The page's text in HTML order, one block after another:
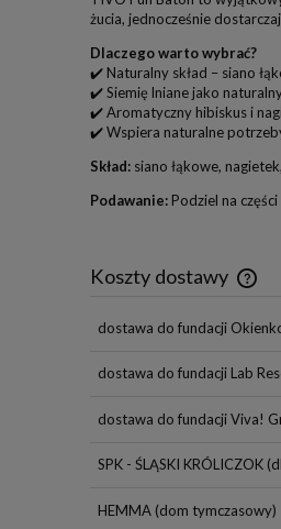
żucia, jednocześnie
Dlaczego warto wybrać?
✔️ Naturalny skład – siano
✔️ Siemię lniane jako
✔️ Aromatyczny hibiskus i
✔️ Wspiera naturalne
Skład: siano łąkowe,
Podawanie: Podziel na
Koszty dostawy
dostawa do fundacji
dostawa do fundacji Lab
dostawa do fundacji Viva!
SPK - ŚLĄSKI KRÓLICZOK
HEMMA(dom tymczasowy)